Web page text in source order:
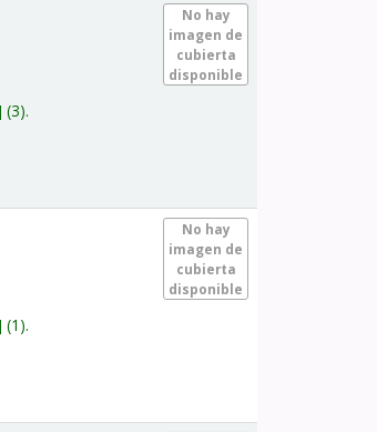
No hay
imagen de
cubierta
disponible
(3).
No hay
imagen de
cubierta
disponible
(1).